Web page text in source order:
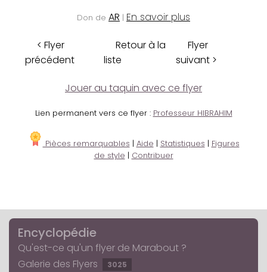
Don de AR | En savoir plus
< Flyer
précédent
Retour à la
liste
Flyer
suivant >
Jouer au taquin avec ce flyer
Lien permanent vers ce flyer : Professeur HIBRAHIM
Pièces remarquables | Aide | Statistiques | Figures
de style | Contribuer
Encyclopédie
Qu'est-ce qu'un flyer de Marabout ?
Galerie des Flyers
3025